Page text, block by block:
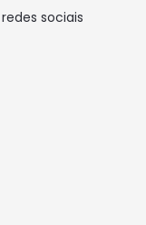
sociais